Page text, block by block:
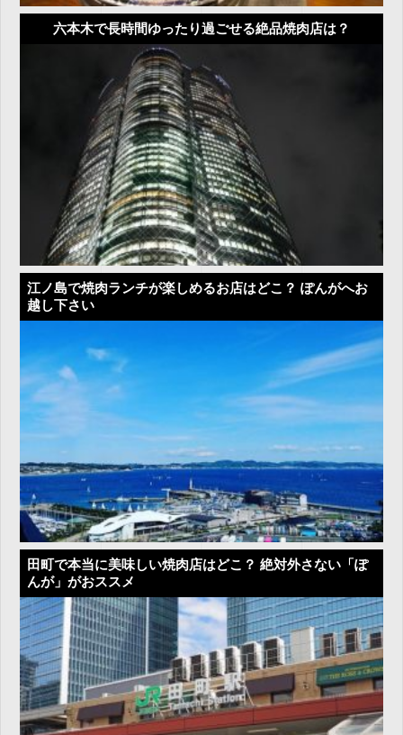
六本木で長時間ゆったり過ごせる絶品焼肉店は？
江ノ島で焼肉ランチが楽しめるお店はどこ？ ぽんがへお
越し下さい
田町で本当に美味しい焼肉店はどこ？ 絶対外さない「ぽ
んが」がおススメ